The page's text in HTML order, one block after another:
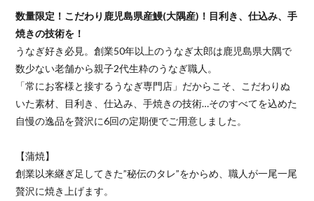
数量限定！こだわり鹿児島県産鰻(大隅産)！目利き、仕込み、手
焼きの技術を！
うなぎ好き必見。創業50年以上のうなぎ太郎は鹿児島県大隅で
数少ない老舗から親子2代生粋のうなぎ職人。
「常にお客様と接するうなぎ専門店」だからこそ、こだわりぬ
いた素材、目利き、仕込み、手焼きの技術…そのすべてを込めた
自慢の逸品を贅沢に6回の定期便でご用意しました。
【蒲焼】
創業以来継ぎ足してきた”秘伝のタレ”をからめ、職人が一尾一尾
贅沢に焼き上げます。